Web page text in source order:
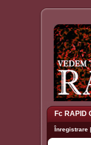
Fc RAPID
Înregistrare